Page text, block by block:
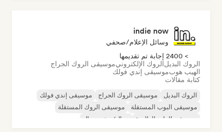
indie now
وسائل الإعلام/صحفي
> 2400 إجابة تم تقديمها
الروك البديلالروك الإلكترونيموسيقى الروك الجراج
الهيب هوبموسيقى إندي فولك
كتابة مقالات
الروك البديل موسيقى الروك الجراج
موسيقى إندي فولك
موسيقى البوب المستقلة
موسيقى الروك المستقلة
موسيقى الراب العالمية
ميتال/هيفي ميتال